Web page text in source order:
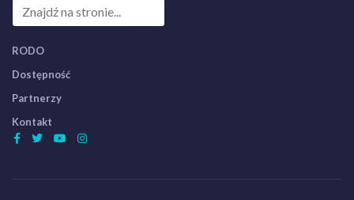
RODO
Dostępność
Partnerzy
Kontakt